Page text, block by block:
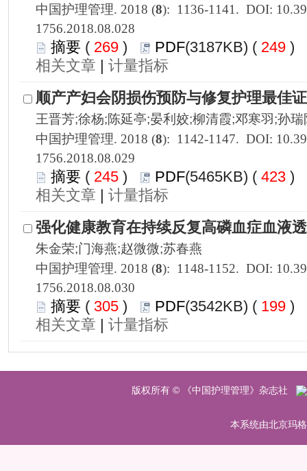
1756.2018.08.028
269 ) 249 )
|
1756.2018.08.029
245 ) 423 )
|
1756.2018.08.030
305 ) 199 )
|
版权所有 © 《中国护理管理》杂志社
本系统由北京玛